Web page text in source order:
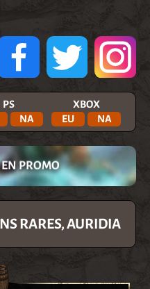
PS
NA
XBOX
EU
NA
EN PROMO
RARES, AURIDIA